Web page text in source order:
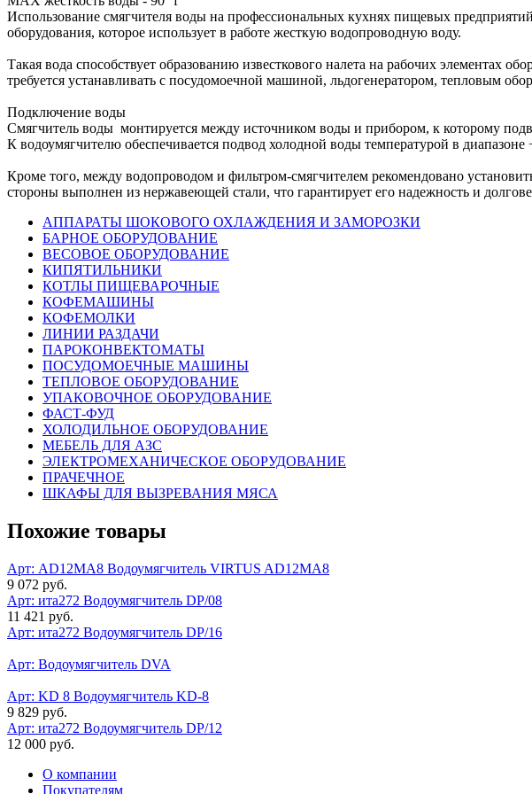
Использование смягчителя воды на профессиональных кухнях пищевых
оборудования, которое использует в работе жесткую водопроводную воду.
Такая вода способствует образованию известкового налета на рабочих элементах
требуется устанавливать с посудомоечной машиной, льдогенератором, тепловым
Подключение воды
Смягчитель воды монтируется между источником воды и прибором, к которому
К водоумягчителю обеспечивается подвод холодной воды температурой в
Кроме того, между водопроводом и фильтром-смягчителем рекомендовано
стороны выполнен из нержавеющей стали, что гарантирует его надежность и
АППАРАТЫ ШОКОВОГО ОХЛАЖДЕНИЯ И ЗАМОРОЗКИ
БАРНОЕ ОБОРУДОВАНИЕ
ВЕСОВОЕ ОБОРУДОВАНИЕ
КИПЯТИЛЬНИКИ
КОТЛЫ ПИЩЕВАРОЧНЫЕ
КОФЕМАШИНЫ
КОФЕМОЛКИ
ЛИНИИ РАЗДАЧИ
ПАРОКОНВЕКТОМАТЫ
ПОСУДОМОЕЧНЫЕ МАШИНЫ
ТЕПЛОВОЕ ОБОРУДОВАНИЕ
УПАКОВОЧНОЕ ОБОРУДОВАНИЕ
ФАСТ-ФУД
ХОЛОДИЛЬНОЕ ОБОРУДОВАНИЕ
МЕБЕЛЬ ДЛЯ АЗС
ЭЛЕКТРОМЕХАНИЧЕСКОЕ ОБОРУДОВАНИЕ
ПРАЧЕЧНОЕ
ШКАФЫ ДЛЯ ВЫЗРЕВАНИЯ МЯСА
Похожие товары
Арт: AD12MA8 Водоумягчитель VIRTUS AD12MA8
9 072 руб.
Арт: ита272 Водоумягчитель DP/08
11 421 руб.
Арт: ита272 Водоумягчитель DP/16
Арт: Водоумягчитель DVA
Арт: KD 8 Водоумягчитель KD-8
9 829 руб.
Арт: ита272 Водоумягчитель DP/12
12 000 руб.
О компании
Покупателям